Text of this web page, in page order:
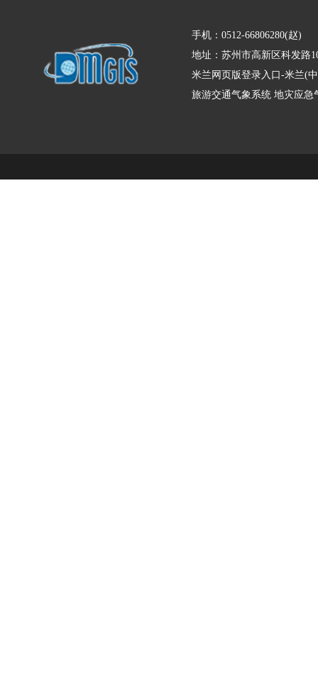
手机：0512-66806280(赵)
地址：苏州市高新区科发路
米兰网页版登录入口-米兰(
旅游交通气象系统 地灾应急